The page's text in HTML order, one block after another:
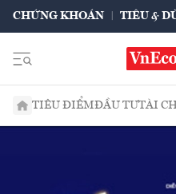
CHỨNG KHOÁN TIÊU &
TIÊU ĐIỂMĐẦU TƯTÀI